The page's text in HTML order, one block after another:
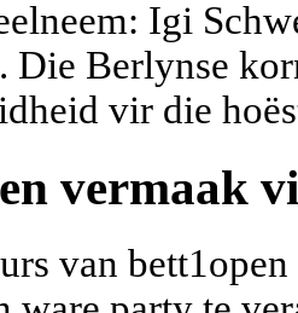
Igi
Die Berlynse
vir die
vermaak
van